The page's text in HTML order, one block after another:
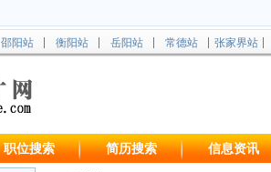
邵阳站 衡阳站 岳阳站 常德站 张家界站
职位搜索 简历搜索 信息资讯